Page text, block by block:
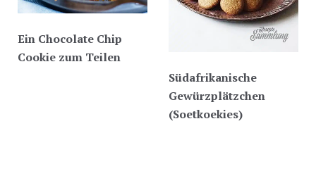
Ein Chocolate Chip
Cookie zum Teilen
Südafrikanische
Gewürzplätzchen
(Soetkoekies)